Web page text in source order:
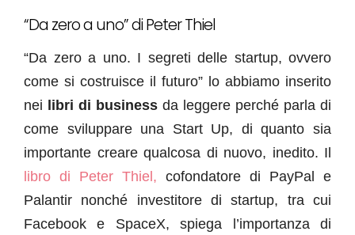
“Da zero a uno” di Peter Thiel
“Da zero a uno. I segreti delle startup, ovvero
come si costruisce il futuro” lo abbiamo inserito
nei libri di business da leggere perché parla di
come sviluppare una Start Up, di quanto sia
importante creare qualcosa di nuovo, inedito. Il
libro di Peter Thiel, cofondatore di PayPal e
Palantir nonché investitore di startup, tra cui
Facebook e SpaceX, spiega l’importanza di